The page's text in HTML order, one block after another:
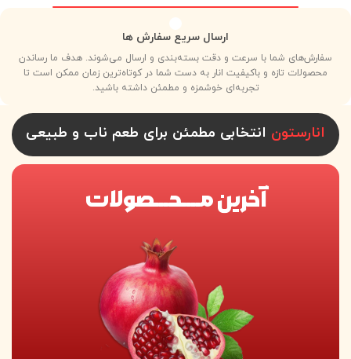
ارسال سریع سفارش ها
سفارش‌های شما با سرعت و دقت بسته‌بندی و ارسال می‌شوند. هدف ما رساندن
محصولات تازه و باکیفیت انار به دست شما در کوتاه‌ترین زمان ممکن است تا
تجربه‌ای خوشمزه و مطمئن داشته باشید.
انارستون انتخابی مطمئن برای طعم ناب و طبیعی
آخرین مــــحـــصولات